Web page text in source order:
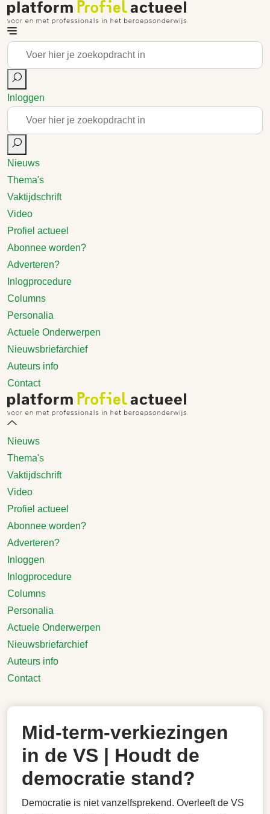
Inloggen
Nieuws
Thema's
Vaktijdschrift
Video
Profiel actueel
Abonnee worden?
Adverteren?
Inlogprocedure
Columns
Personalia
Actuele Onderwerpen
Nieuwsbriefarchief
Auteurs info
Contact
Nieuws
Thema's
Vaktijdschrift
Video
Profiel actueel
Abonnee worden?
Adverteren?
Inloggen
Inlogprocedure
Columns
Personalia
Actuele Onderwerpen
Nieuwsbriefarchief
Auteurs info
Contact
Mid-term-verkiezingen
in de VS | Houdt de
democratie stand?
Democratie is niet vanzelfsprekend. Overleeft de VS